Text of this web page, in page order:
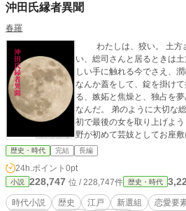
沖田氏縁者異聞
春羅
わたしは、狡い。 土方さまと居るときは総司さんを想
い、総司さんと居るときは土方
しい手に触れる今でさえ、潤む瞳
なんか蓋をして、錠を掛けて捨てて
る、嫉妬と焦燥と、独占を夢みる欲望を
なんだ。 弟のように大切な総司が、惹かれているであろう最
初で最後の女を取り上げようと。 置屋で育てられた
野が初めて芸妓としてお座敷に
議な縁を感じる青年・総司
土方歳三。 それぞれに惹かれ、揺れる心。 新選組史に三様の
想いが絡むオリジナル小説で
歴史・時代 完結 長編
24h.ポイント 0pt
小説 228,747 位 / 228,747件 歴史・時代
時代小説 歴史 江戸 新選組 恋愛要